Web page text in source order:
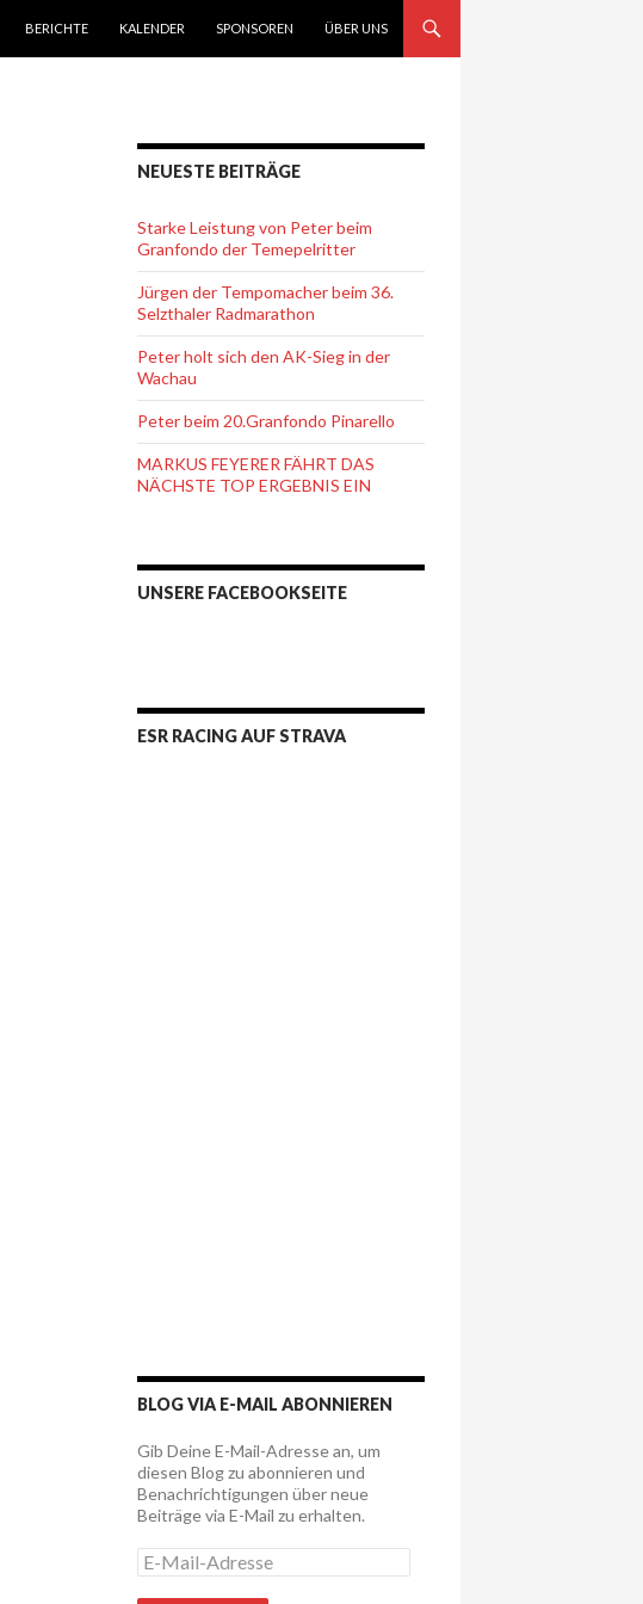
BERICHTE KALENDER SPONSOREN ÜBER UNS
NEUESTE BEITRÄGE
Starke Leistung von Peter beim
Granfondo der Temepelritter
Jürgen der Tempomacher beim 36.
Selzthaler Radmarathon
Peter holt sich den AK-Sieg in der
Wachau
Peter beim 20.Granfondo Pinarello
MARKUS FEYERER FÄHRT DAS
NÄCHSTE TOP ERGEBNIS EIN
UNSERE FACEBOOKSEITE
ESR RACING AUF STRAVA
BLOG VIA E-MAIL ABONNIEREN
Gib Deine E-Mail-Adresse an, um
diesen Blog zu abonnieren und
Benachrichtigungen über neue
Beiträge via E-Mail zu erhalten.
E
-